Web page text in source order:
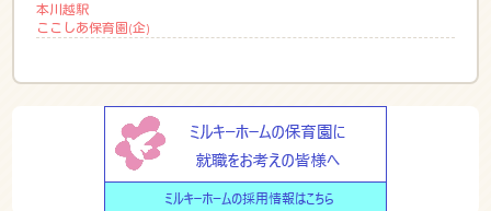
本川越駅
ここしあ保育園(企)